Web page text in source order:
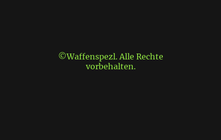
©Waffenspezl. Alle Rechte
vorbehalten.